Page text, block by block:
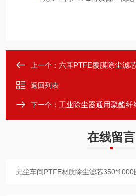
上一个： 六耳PTFE覆膜除尘滤
返回列表
下一个： 工业除尘器通用聚酯纤
在线留言